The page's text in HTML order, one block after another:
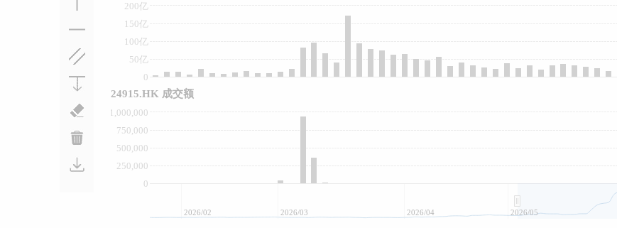
0
50亿
100亿
150亿
200亿
0
1,000,000
250,000
500,000
750,000
2026/02 2026/03 2026/04 2026/05
24915.HK 成交额